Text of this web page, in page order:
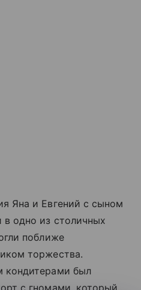
Яна и Евгений с сыном
в одно из столичных
поближе
торжества.
кондитерами был
с гномами, который